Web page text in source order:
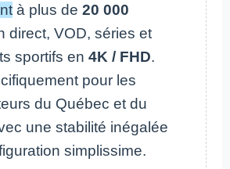
à plus de 20 000
direct, VOD, séries et
sportifs en 4K / FHD.
pour les
du Québec et du
une stabilité inégalée
simplissime.